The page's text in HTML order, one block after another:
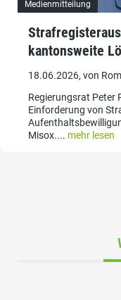
Medienmitteilung
kantonsweite
18.06.2026, von
Regierungsrat Peter
Einforderung von
Misox.... mehr lesen